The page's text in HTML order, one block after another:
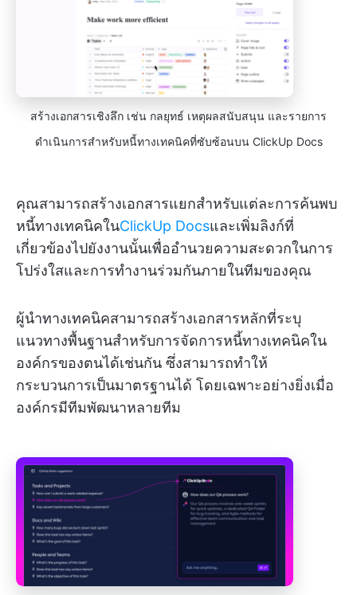
สร้างเอกสารเชิงลึก เช่น กลยุทธ์ เหตุผลสนับสนุน และรายการ
ดำเนินการสำหรับหนี้ทางเทคนิคที่ซับซ้อนบน ClickUp Docs
คุณสามารถสร้างเอกสารแยกสำหรับแต่ละการค้นพบ
หนี้ทางเทคนิคในClickUp Docsและเพิ่มลิงก์ที่
เกี่ยวข้องไปยังงานนั้นเพื่ออำนวยความสะดวกในการ
โปร่งใสและการทำงานร่วมกันภายในทีมของคุณ
ผู้นำทางเทคนิคสามารถสร้างเอกสารหลักที่ระบุ
แนวทางพื้นฐานสำหรับการจัดการหนี้ทางเทคนิคใน
องค์กรของตนได้เช่นกัน ซึ่งสามารถทำให้
กระบวนการเป็นมาตรฐานได้ โดยเฉพาะอย่างยิ่งเมื่อ
องค์กรมีทีมพัฒนาหลายทีม